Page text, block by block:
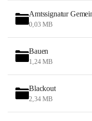
Amtssignatur
0,03 MB
Bauen
1,24 MB
Blackout
2,34 MB